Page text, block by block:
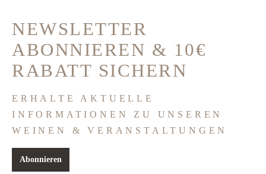
NEWSLETTER
ABONNIEREN & 10€
RABATT SICHERN
ERHALTE AKTUELLE
INFORMATIONEN ZU UNSEREN
WEINEN & VERANSTALTUNGEN
Abonnieren